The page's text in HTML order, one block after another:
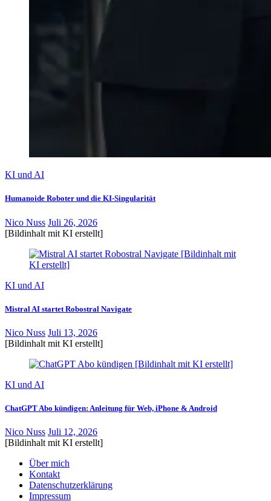
KI und AI
Humanoide Roboter und die KI-Singularität
Nico Nuss Juli 26, 2026
[Bildinhalt mit KI erstellt]
KI und AI
Mistral AI startet Robostral Navigate
Nico Nuss Juli 13, 2026
[Bildinhalt mit KI erstellt]
KI und AI
ChatGPT Abo kündigen: Anleitung für Web, iPhone & Android
Nico Nuss Juli 12, 2026
[Bildinhalt mit KI erstellt]
Über mich
Kontakt
Datenschutzerklärung
Impressum